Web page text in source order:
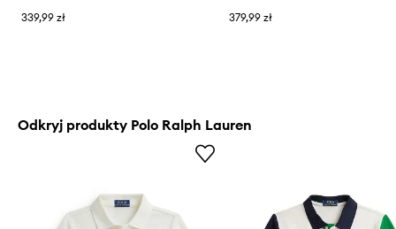
339,99 zł
379,99 zł
Odkryj produkty Polo Ralph Lauren